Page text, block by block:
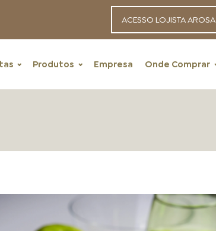
ACESSO LOJISTA AROSA
Produtos Empresa Onde Comprar